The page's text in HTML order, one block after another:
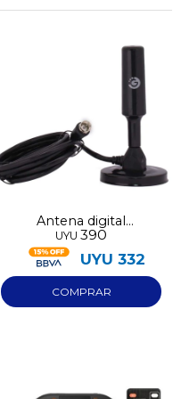
Antena digital
magnética Goldtech
para interior
UYU 390
UYU 332
más ágil de